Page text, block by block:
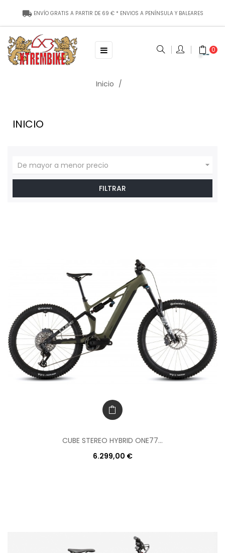
local_shipping ENVÍO GRATIS A PARTIR DE 69 € * ENVIOS A PENÍNSULA Y BALEARES
Toggle
navigation
☰ 0
Inicio
INICIO
De mayor a menor precio 
FILTRAR
CUBE STEREO HYBRID ONE77...
6.299,00 €